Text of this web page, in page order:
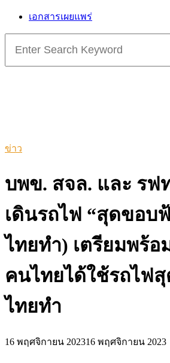
เอกสารเผยแพร่
for:
ข่าว
บพข. สจล. และ รฟ
เดินรถไฟ “สุดขอบ
ไทยทำ) เตรียมพร้อ
คนไทยได้ใช้รถไฟ
ไทยทำ
16 พฤศจิกายน 202316 พฤศจิกายน 2023